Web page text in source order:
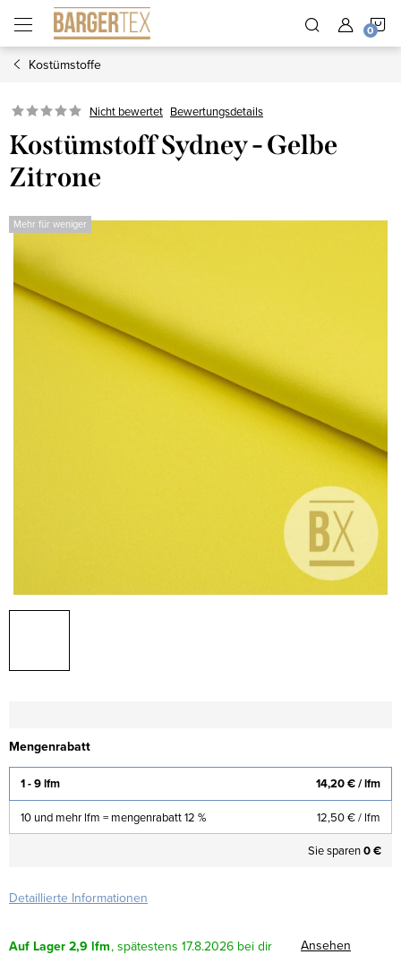
Inhalt
springen
Kostümstoffe
Nicht bewertet Bewertungsdetails
Kostümstoff Sydney - Gelbe
Zitrone
Mehr für weniger
Mengenrabatt
1 - 9 lfm 14,20 €/ lfm
10 und mehr lfm = mengenrabatt 12 % 12,50 €/ lfm
Sie sparen0 €
Detaillierte Informationen
Auf Lager2,9 lfm 17.8.2026
Ansehen